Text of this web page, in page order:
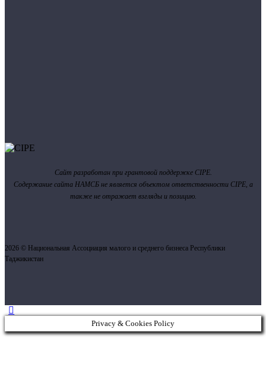
Сайт разработан при грантовой поддержке CIPE.
Содержание сайта НАМСБ не является объектом ответственности CIPE, а
также не отражает взгляды и позицию.
2026 © Национальная Ассоциация малого и среднего бизнеса Республики
Таджикистан
Privacy & Cookies Policy